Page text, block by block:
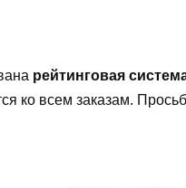
рейтинговая
ко всем заказам.